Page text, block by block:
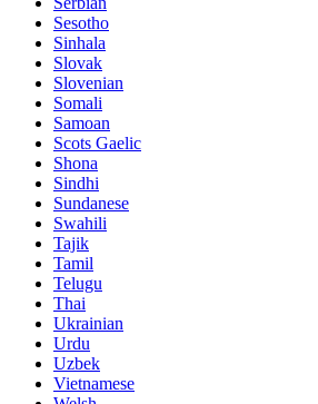
Sesotho
Sinhala
Slovak
Slovenian
Somali
Samoan
Scots Gaelic
Shona
Sindhi
Sundanese
Swahili
Tajik
Tamil
Telugu
Thai
Ukrainian
Urdu
Uzbek
Vietnamese